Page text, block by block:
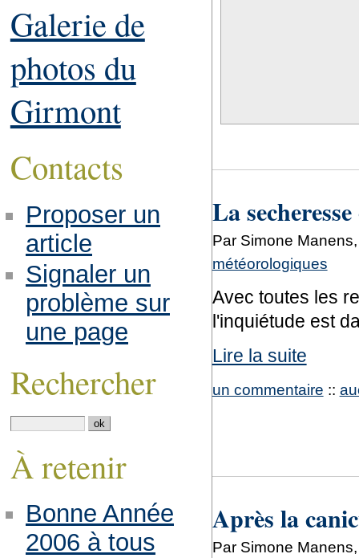
La
Par Simone
météorologiques
Avec toutes les
l'inquiétude est
Lire la suite
un commentaire ::
Après la
Par Simone
Galerie de
photos du
Girmont
Contacts
Proposer un
article
Signaler un
problème sur
une page
Rechercher
À retenir
Bonne Année
2006 à tous